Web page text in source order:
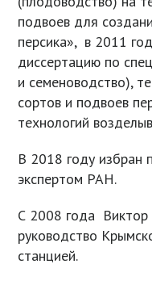
подвоев для
персика», в 2011
диссертацию по
и семеноводство),
сортов и подвоев
технологий
В 2018 году избран
экспертом РАН.
С 2008 года Виктор
руководство
станцией.